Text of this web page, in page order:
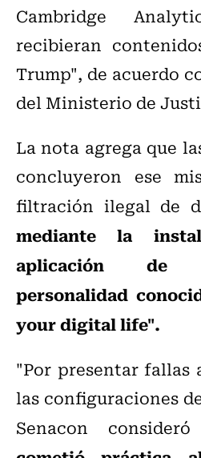
Cambridge
recibieran
Trump", de acuerdo
del Ministerio de
La nota agrega que
concluyeron ese
filtración ilegal de
mediante la
aplicación de
personalidad
your digital life".
"Por presentar fallas
las configuraciones
Senacon